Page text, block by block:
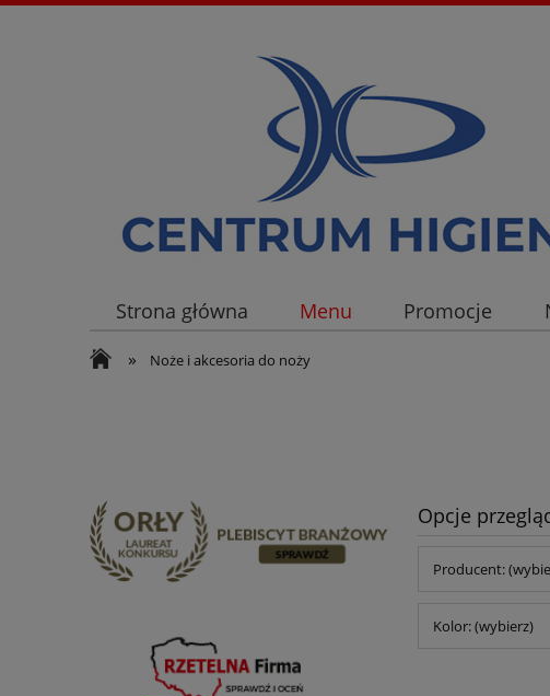
Strona główna Menu Promocje
» Noże i akcesoria do noży
Opcje
Producent:
Kolor: (wybierz)